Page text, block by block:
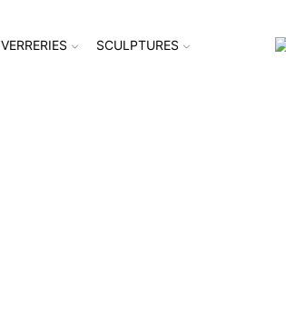
VERRERIES SCULPTURES